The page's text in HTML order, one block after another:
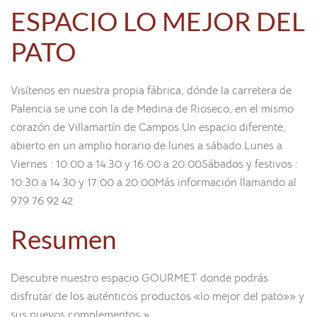
ESPACIO LO MEJOR DEL
PATO
Visítenos en nuestra propia fábrica, dónde la carretera de
Palencia se une con la de Medina de Rioseco, en el mismo
corazón de Villamartín de Campos.Un espacio diferente,
abierto en un amplio horario de lunes a sábado.Lunes a
Viernes : 10:00 a 14:30 y 16:00 a 20:00Sábados y festivos :
10:30 a 14:30 y 17:00 a 20:00Más información llamando al
979 76 92 42
Resumen
Descubre nuestro espacio GOURMET donde podrás
disfrutar de los auténticos productos «lo mejor del pato»» y